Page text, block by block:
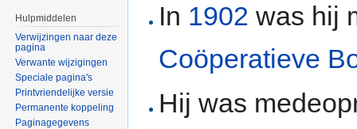
In 1902 was hij
Coöperatieve
Hij was
Hulpmiddelen
Verwijzingen naar deze
pagina
Verwante wijzigingen
Speciale pagina's
Printvriendelijke versie
Permanente koppeling
Paginagegevens